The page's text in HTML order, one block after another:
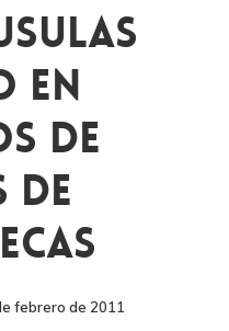
En
De
De
febrero de 2011